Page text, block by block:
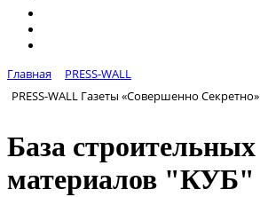
Главная
PRESS-WALL
PRESS-WALL Газеты «Совершенно Секретно»
База строительных
материалов "КУБ"